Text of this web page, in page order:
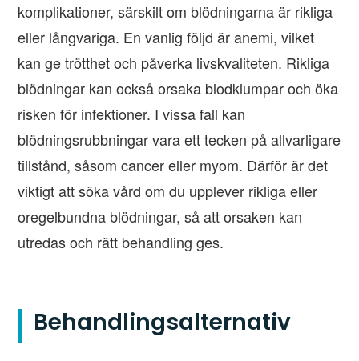
komplikationer, särskilt om blödningarna är rikliga
eller långvariga. En vanlig följd är anemi, vilket
kan ge trötthet och påverka livskvaliteten. Rikliga
blödningar kan också orsaka blodklumpar och öka
risken för infektioner. I vissa fall kan
blödningsrubbningar vara ett tecken på allvarligare
tillstånd, såsom cancer eller myom. Därför är det
viktigt att söka vård om du upplever rikliga eller
oregelbundna blödningar, så att orsaken kan
utredas och rätt behandling ges.
Behandlingsalternativ